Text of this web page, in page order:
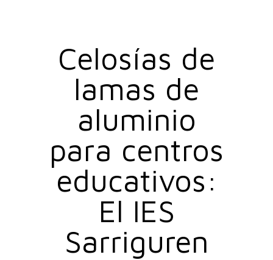
Celosías de
lamas de
aluminio
para centros
educativos:
El IES
Sarriguren